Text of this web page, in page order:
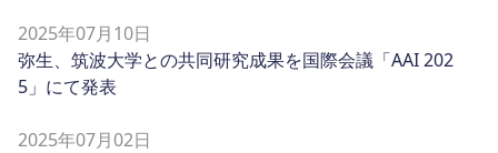
2025年07月10日
弥生、筑波大学との共同研究成果を国際会議「AAI 202
5」にて発表
2025年07月02日